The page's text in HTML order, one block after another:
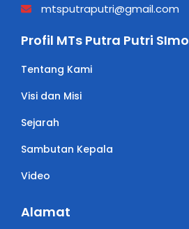
mtsputraputri@gmail.com
Profil MTs Putra Putri SImo
Tentang Kami
Visi dan Misi
Sejarah
Sambutan Kepala
Video
Alamat